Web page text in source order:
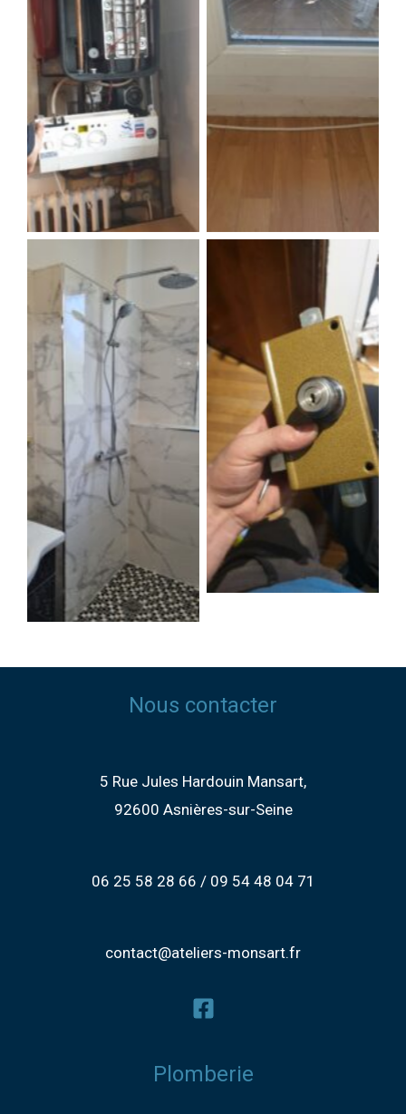
Nous contacter
5 Rue Jules Hardouin Mansart,
92600 Asnières-sur-Seine
06 25 58 28 66 / 09 54 48 04 71
contact@ateliers-monsart.fr
Plomberie